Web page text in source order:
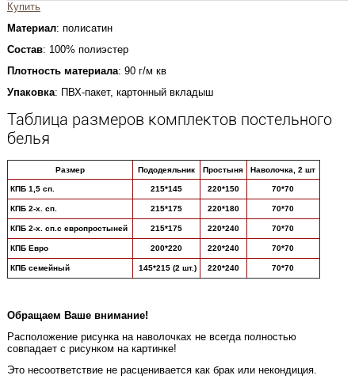
Купить
Материал: полисатин
Состав: 100% полиэстер
Плотность материала: 90 г/м кв
Упаковка: ПВХ-пакет, картонный вкладыш
Таблица размеров комплектов постельного
белья
Размер Пододеяльник Простыня Наволочка, 2 шт
КПБ 1,5 сп. 215*145 220*150 70*70
КПБ 2-х. сп. 215*175 220*180 70*70
КПБ 2-х. сп.с европростыней 215*175 220*240 70*70
КПБ Евро 200*220 220*240 70*70
КПБ семейный 145*215 (2 шт.) 220*240 70*70
Обращаем Ваше внимание!
Расположение рисунка на наволочках не всегда полностью
совпадает с рисунком на картинке!
Это несоответствие не расценивается как брак или некондиция.